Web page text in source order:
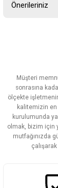
Önerileriniz
Görüş ve
Ürün
Ürün
Ürün
Ürün
Bu ürüne
Müşteri
sonrasına
ölçekte
kalitemizin en
kurulumunda
olmak, bizim için
mutfağınızda